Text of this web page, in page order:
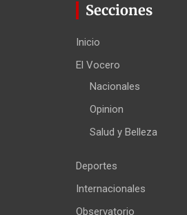
Secciones
Inicio
El Vocero
Nacionales
Opinion
Salud y Belleza
Deportes
Internacionales
Observatorio